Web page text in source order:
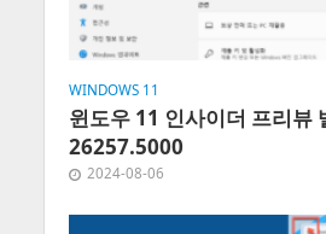
WINDOWS 11
윈도우 11 인사이더 프리뷰
26257.5000
2024-08-06